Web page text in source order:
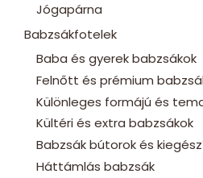
Jógapárna
Babzsákfotelek
Baba és gyerek babzsákok
Felnőtt és prémium
Különleges formájú és
Kültéri és extra babzsákok
Babzsák bútorok és
Háttámlás babzsák